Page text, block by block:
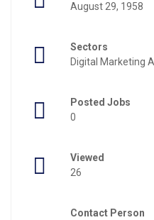
August 29, 1958
Sectors
Digital Marketing
Posted Jobs
0
Viewed
26
Contact Person